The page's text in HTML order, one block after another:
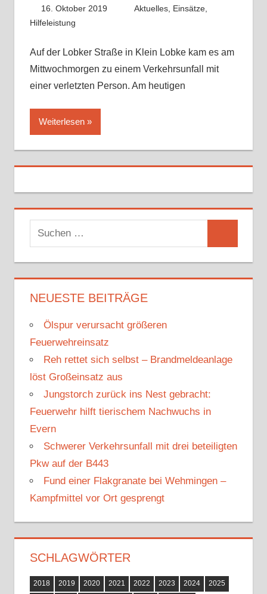
16. Oktober 2019 Benedikt Nolle
Aktuelles, Einsätze,
Hilfeleistung
Auf der Lobker Straße in Klein Lobke kam es am
Mittwochmorgen zu einem Verkehrsunfall mit
einer verletzten Person. Am heutigen
Weiterlesen
u
c
h
e
a
h
c
NEUESTE BEITRÄGE
Ölspur verursacht größeren
Feuerwehreinsatz
Reh rettet sich selbst – Brandmeldeanlage
löst Großeinsatz aus
Jungstorch zurück ins Nest gebracht:
Feuerwehr hilft tierischem Nachwuchs in
Evern
Schwerer Verkehrsunfall mit drei beteiligten
Pkw auf der B443
Fund einer Flakgranate bei Wehmingen –
Kampfmittel vor Ort gesprengt
SCHLAGWÖRTER
2018 2019 2020 2021 2022 2023 2024 2025